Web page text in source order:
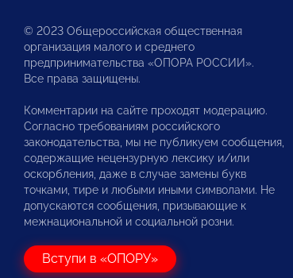
© 2023 Общероссийская общественная
организация малого и среднего
предпринимательства «ОПОРА РОССИИ».
Все права защищены.
Комментарии на сайте проходят модерацию.
Согласно требованиям российского
законодательства, мы не публикуем сообщения,
содержащие нецензурную лексику и/или
оскорбления, даже в случае замены букв
точками, тире и любыми иными символами. Не
допускаются сообщения, призывающие к
межнациональной и социальной розни.
Вступи в «ОПОРУ»